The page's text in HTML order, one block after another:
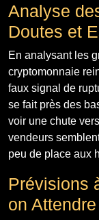
Analyse
Doutes et
En analysant les
cryptomonnaie
faux signal de
se fait près des
voir une chute
vendeurs
peu de place aux
Prévisions
on